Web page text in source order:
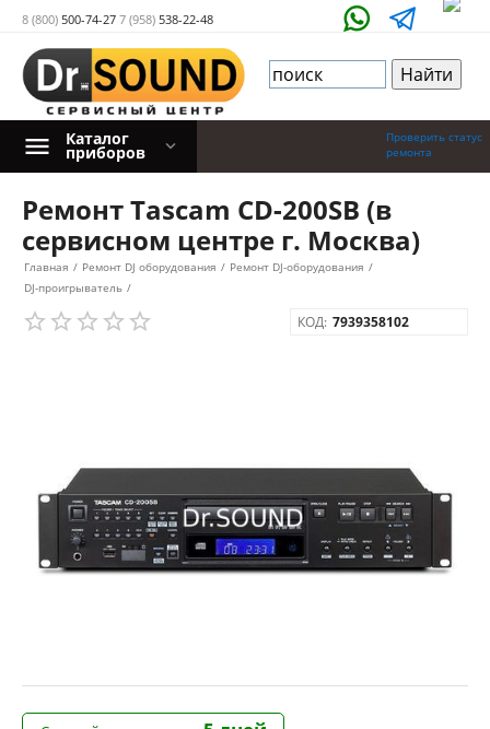
8 (800) 500-74-27 7 (958) 538-22-48
Проверить статус
ремонта
Каталог
приборов
Ремонт Tascam CD-200SB (в
сервисном центре г. Москва)
Главная / Ремонт DJ оборудования / Ремонт DJ-оборудования /
DJ-проигрыватель /
КОД: 7939358102